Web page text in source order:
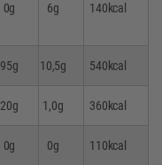
0g 6g 140kcal
95g 10,5g 540kcal
20g 1,0g 360kcal
0g 0g 110kcal